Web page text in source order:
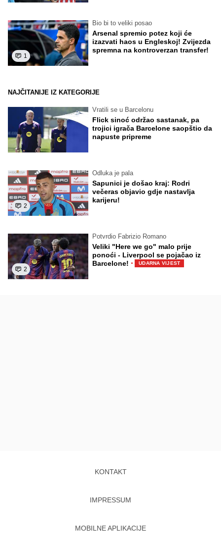
1
Bio bi to veliki posao
Arsenal spremio potez koji će
izazvati haos u Engleskoj! Zvijezda
spremna na kontroverzan transfer!
NAJČITANIJE IZ KATEGORIJE
Vratili se u Barcelonu
Flick sinoć održao sastanak, pa
trojici igrača Barcelone saopštio da
napuste pripreme
2
Odluka je pala
Sapunici je došao kraj: Rodri
večeras objavio gdje nastavlja
karijeru!
2
Potvrdio Fabrizio Romano
Veliki "Here we go" malo prije
ponoći - Liverpool se pojačao iz
Barcelone! · UDARNA VIJEST
KONTAKT
IMPRESSUM
MOBILNE APLIKACIJE